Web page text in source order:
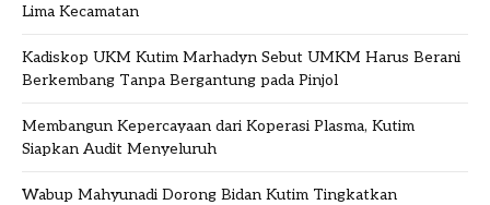
Lima Kecamatan
Kadiskop UKM Kutim Marhadyn Sebut UMKM Harus Berani
Berkembang Tanpa Bergantung pada Pinjol
Membangun Kepercayaan dari Koperasi Plasma, Kutim
Siapkan Audit Menyeluruh
Wabup Mahyunadi Dorong Bidan Kutim Tingkatkan